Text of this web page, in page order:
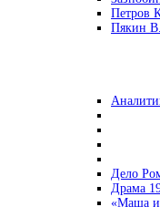
Петров
Пякин
Дело
Драма
«Маша и